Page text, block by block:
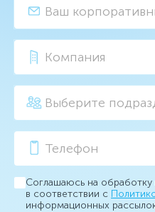
Соглашаюсь на обработку
в соответствии с
информационных